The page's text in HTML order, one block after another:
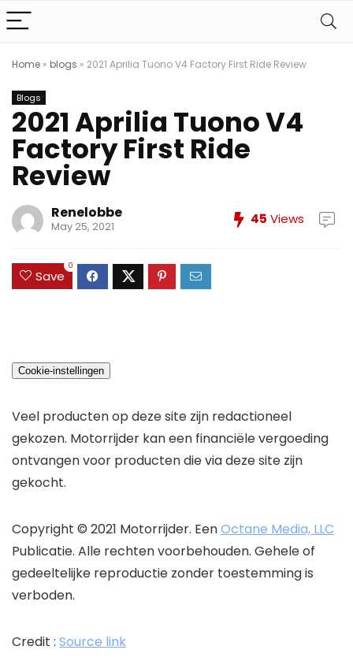
Home » blogs » 2021 Aprilia Tuono V4 Factory First Ride Review
Blogs
2021 Aprilia Tuono V4
Factory First Ride
Review
Renelobbe
May 25, 2021 45 Views
Save
0
Cookie-instellingen
Veel producten op deze site zijn redactioneel
gekozen. Motorrijder kan een financiële vergoeding
ontvangen voor producten die via deze site zijn
gekocht.
Copyright © 2021 Motorrijder. EenOctane Media, LLC
Publicatie. Alle rechten voorbehouden. Gehele of
gedeeltelijke reproductie zonder toestemming is
verboden.
Credit : Source link